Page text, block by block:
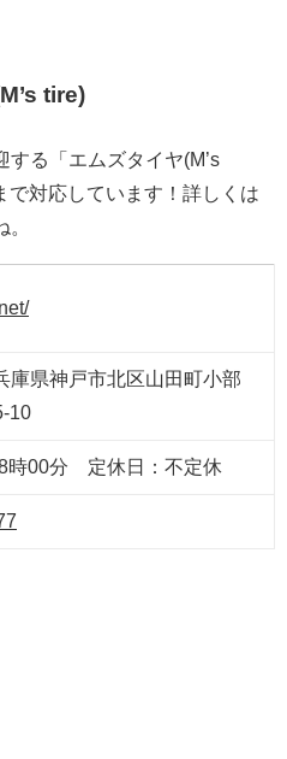
tire)
る「エムズタイヤ(M’s
で対応しています！詳しくは
庫県神戸市北区山田町小部
10
時00分 定休日：不定休